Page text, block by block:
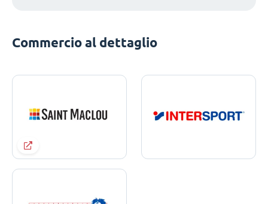
Commercio al dettaglio